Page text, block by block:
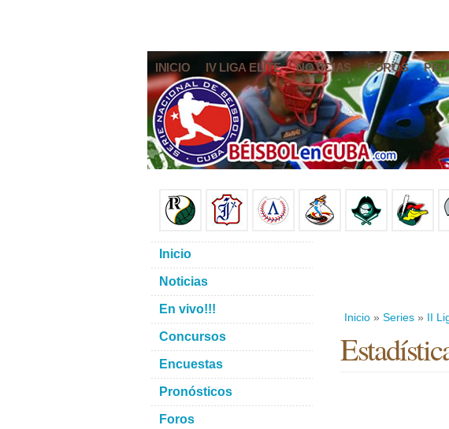
INICIO IV LIGA ELITE NOTICIAS FOROS
Inicio » Series » II
Inicio
Noticias
En vivo!!!
Concursos
Encuestas
Pronósticos
Foros